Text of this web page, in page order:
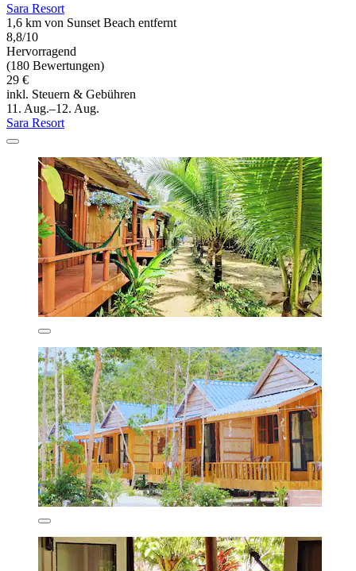
Sara Resort
1,6 km von Sunset Beach entfernt
8,8/10
Hervorragend
(180 Bewertungen)
29 €
inkl. Steuern & Gebühren
11. Aug.–12. Aug.
Sara Resort